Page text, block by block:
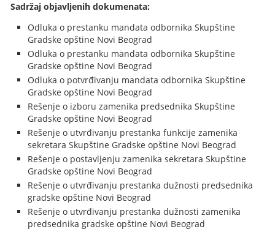
Sadržaj objavljenih dokumenata:
Odluka o prestanku mandata odbornika Skupštine
Gradske opštine Novi Beograd
Odluka o prestanku mandata odbornika Skupštine
Gradske opštine Novi Beograd
Odluka o potvrđivanju mandata odbornika Skupštine
Gradske opštine Novi Beograd
Rešenje o izboru zamenika predsednika Skupštine
Gradske opštine Novi Beograd
Rešenje o utvrđivanju prestanka funkcije zamenika
sekretara Skupštine Gradske opštine Novi Beograd
Rešenje o postavljenju zamenika sekretara Skupštine
Gradske opštine Novi Beograd
Rešenje o utvrđivanju prestanka dužnosti predsednika
gradske opštine Novi Beograd
Rešenje o utvrđivanju prestanka dužnosti zamenika
predsednika gradske opštine Novi Beograd